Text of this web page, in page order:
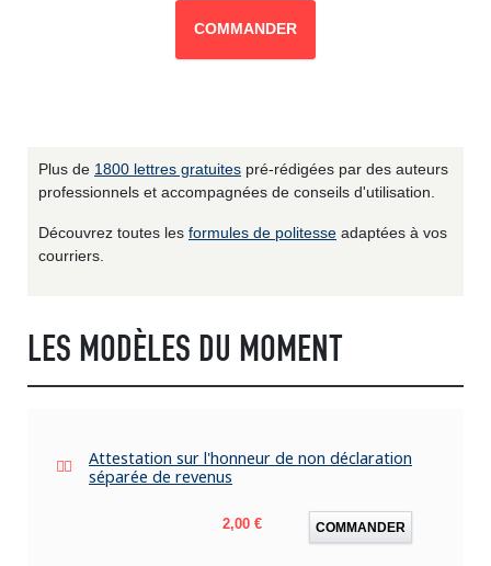
COMMANDER
Plus de 1800 lettres gratuites pré-rédigées par des auteurs
professionnels et accompagnées de conseils d'utilisation.
Découvrez toutes les formules de politesse adaptées à vos
courriers.
LES MODÈLES DU MOMENT
Attestation sur l'honneur de non déclaration
séparée de revenus
Prix
2,00 € COMMANDER